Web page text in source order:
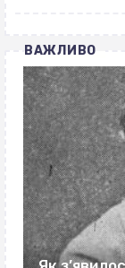
ВАЖЛИВО